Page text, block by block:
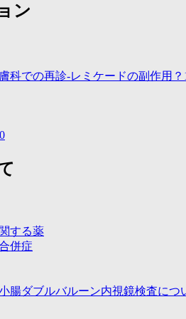
ン
科での再診-レミケードの副作用？
する薬
併症
腸ダブルバルーン内視鏡検査につ